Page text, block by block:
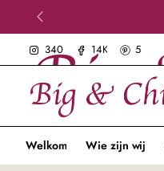
340 14K 5
Welkom Wie zijn wij